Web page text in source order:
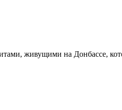
живущими на Донбассе,